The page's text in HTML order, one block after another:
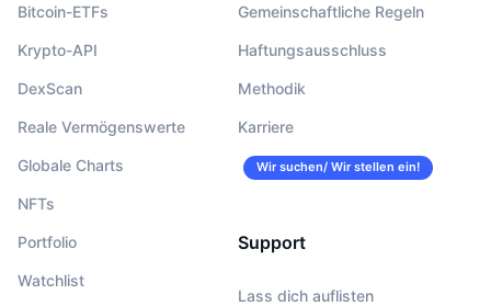
Bitcoin-ETFs
Krypto-API
DexScan
Reale Vermögenswerte
Globale Charts
NFTs
Portfolio
Watchlist
Gemeinschaftliche Regeln
Haftungsausschluss
Methodik
Karriere
Wir suchen/ Wir stellen ein!
Support
Lass dich auflisten